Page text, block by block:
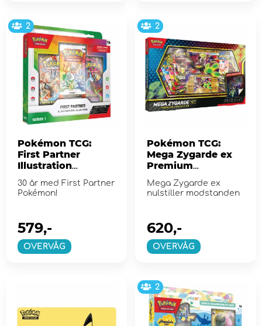
2
Pokémon TCG:
First Partner
Illustration
Collection - Series 1
30 år med First Partner
Pokémon!
OVERVÅG
579,-
2
Pokémon TCG:
Mega Zygarde ex
Premium
Collection
Mega Zygarde ex
nulstiller modstanden
OVERVÅG
620,-
2